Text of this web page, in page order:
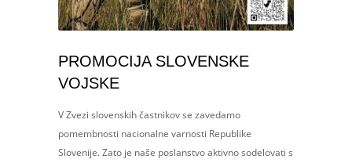
PROMOCIJA SLOVENSKE
VOJSKE
V Zvezi slovenskih častnikov se zavedamo
pomembnosti nacionalne varnosti Republike
Slovenije. Zato je naše poslanstvo aktivno sodelovati s